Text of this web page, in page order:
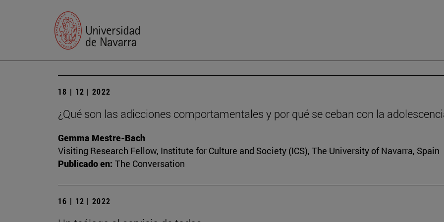
18 | 12 | 2022
¿Qué son las adicciones comportamentales y por qué se ceban con la
Gemma Mestre-Bach
Visiting Research Fellow, Institute for Culture and Society (ICS), The University of Navarra, Spain
Publicado en: The Conversation
16 | 12 | 2022